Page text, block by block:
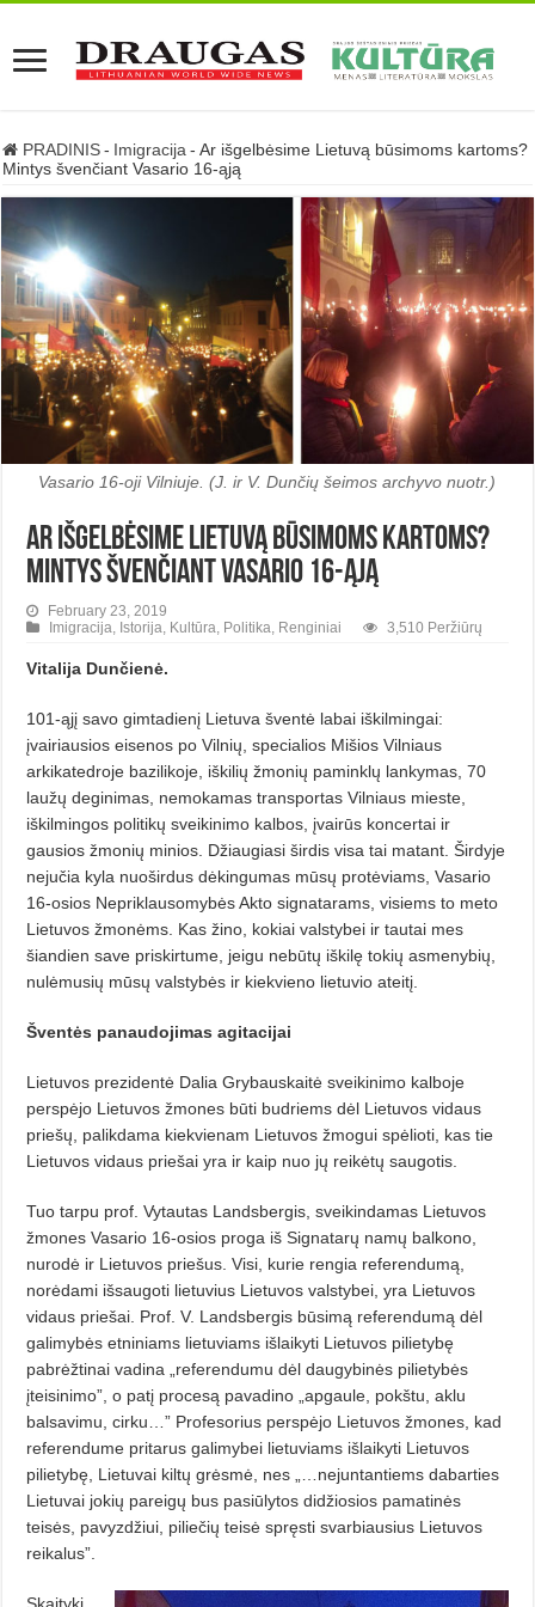
PRADINIS - Imigracija - Ar išgelbėsime Lietuvą būsimoms kartoms?
Mintys švenčiant Vasario 16-ąją
Vasario 16-oji Vilniuje. (J. ir V. Dunčių šeimos archyvo nuotr.)
Ar išgelbėsime Lietuvą būsimoms kartoms?
Mintys švenčiant Vasario 16-ąją
February 23, 2019
Imigracija Istorija Kultūra Politika Renginiai 3,510 Peržiūrų
Vitalija Dunčienė.
101-ąjį savo gimtadienį Lietuva šventė labai iškilmingai:
įvairiausios eisenos po Vilnių, specialios Mišios Vilniaus
arkikatedroje bazilikoje, iškilių žmonių paminklų lankymas, 70
laužų deginimas, nemokamas transportas Vilniaus mieste,
iškilmingos politikų sveikinimo kalbos, įvairūs koncertai ir
gausios žmonių minios. Džiaugiasi širdis visa tai matant. Širdyje
nejučia kyla nuoširdus dėkingumas mūsų protėviams, Vasario
16-osios Nepriklausomybės Akto signatarams, visiems to meto
Lietuvos žmonėms. Kas žino, kokiai valstybei ir tautai mes
šiandien save priskirtume, jeigu nebūtų iškilę tokių asmenybių,
nulėmusių mūsų valstybės ir kiekvieno lietuvio ateitį.
Šventės panaudojimas agitacijai
Lietuvos prezidentė Dalia Grybauskaitė sveikinimo kalboje
perspėjo Lietuvos žmones būti budriems dėl Lietuvos vidaus
priešų, palikdama kiekvienam Lietuvos žmogui spėlioti, kas tie
Lietuvos vidaus priešai yra ir kaip nuo jų reikėtų saugotis.
Tuo tarpu prof. Vytautas Landsbergis, sveikindamas Lietuvos
žmones Vasario 16-osios proga iš Signatarų namų balkono,
nurodė ir Lietuvos priešus. Visi, kurie rengia referendumą,
norėdami išsaugoti lietuvius Lietuvos valstybei, yra Lietuvos
vidaus priešai. Prof. V. Landsbergis būsimą referendumą dėl
galimybės etniniams lietuviams išlaikyti Lietuvos pilietybę
pabrėžtinai vadina „referendumu dėl daugybinės pilietybės
įteisinimo”, o patį procesą pavadino „apgaule, pokštu, aklu
balsavimu, cirku…” Profesorius perspėjo Lietuvos žmones, kad
referendume pritarus galimybei lietuviams išlaikyti Lietuvos
pilietybę, Lietuvai kiltų grėsmė, nes „…nejuntantiems dabarties
Lietuvai jokių pareigų bus pasiūlytos didžiosios pamatinės
teisės, pavyzdžiui, piliečių teisė spręsti svarbiausius Lietuvos
reikalus”.
Skaityki